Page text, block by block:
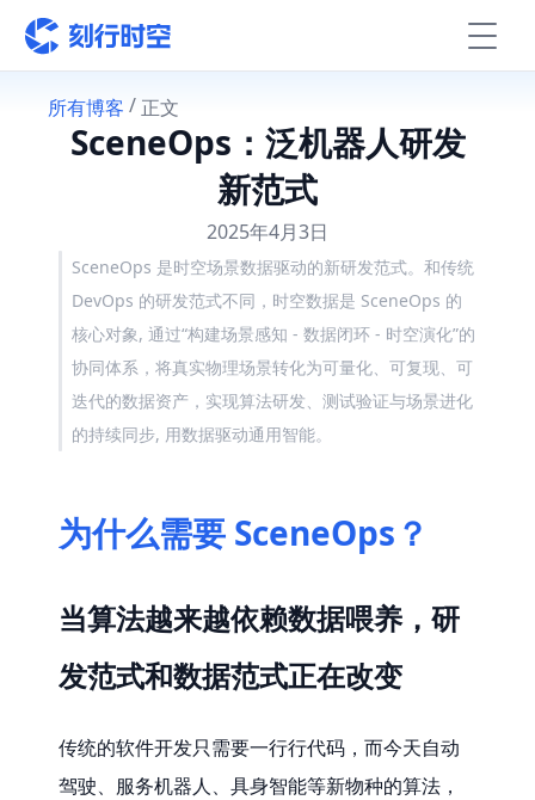
所有博客 / 正文
SceneOps：泛机器人研发
新范式
2025年4月3日
SceneOps 是时空场景数据驱动的新研发范式。和传统
DevOps 的研发范式不同，时空数据是 SceneOps 的
核心对象, 通过“构建场景感知 - 数据闭环 - 时空演化”的
协同体系，将真实物理场景转化为可量化、可复现、可
迭代的数据资产，实现算法研发、测试验证与场景进化
的持续同步, 用数据驱动通用智能。
为什么需要 SceneOps？
当算法越来越依赖数据喂养，研
发范式和数据范式正在改变
传统的软件开发只需要一行行代码，而今天自动
驾驶、服务机器人、具身智能等新物种的算法，